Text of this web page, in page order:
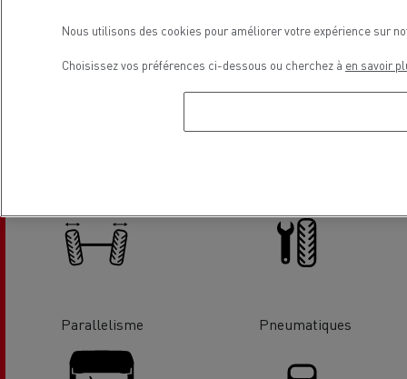
Hydraulique
Parallelisme Pneumatiques
Nous utilisons des cookies pour améliorer votre expérience sur
Choisissez vos préférences ci-dessous ou cherchez à en savoir